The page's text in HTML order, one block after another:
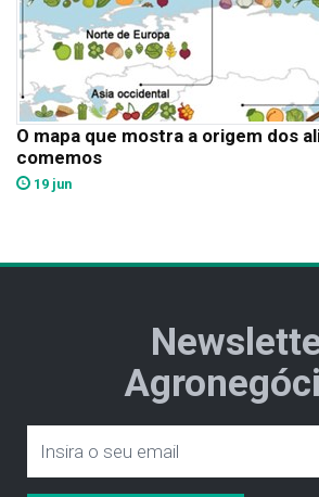
O mapa que mostra a origem dos
comemos
19 jun